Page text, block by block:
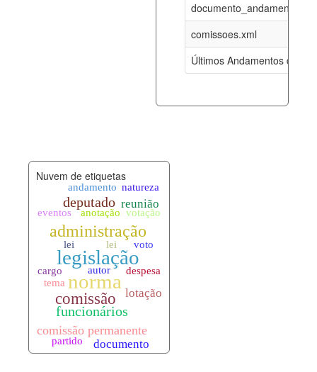
documento_andamento.xml
comissoes.xml
Últimos Andamentos de
documento_andamento.xml 08-08-
palavras_chave.xml 08-08-
legislacao_norma_anotacoes.xml
Nuvem de etiquetas